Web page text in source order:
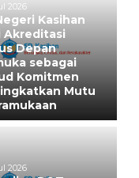
2026
Kasihan
Akreditasi
Depan
sebagai
Komitmen
Mutu
2026